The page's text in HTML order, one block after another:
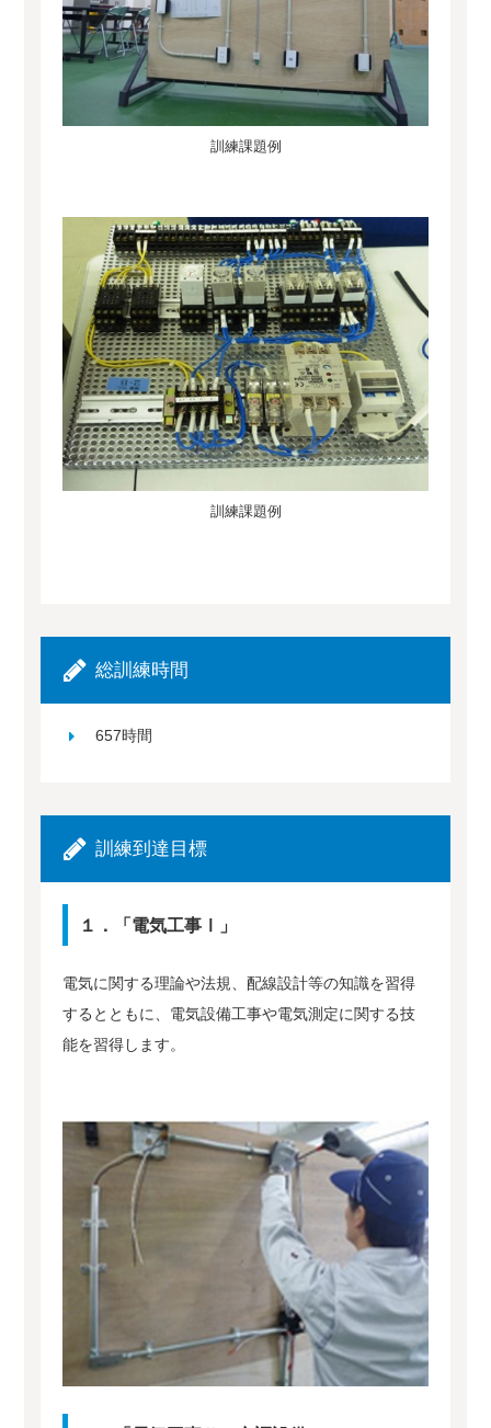
訓練課題例
訓練課題例
総訓練時間
657時間
訓練到達目標
１．「電気工事Ⅰ」
電気に関する理論や法規、配線設計等の知識を習得
するとともに、電気設備工事や電気測定に関する技
能を習得します。